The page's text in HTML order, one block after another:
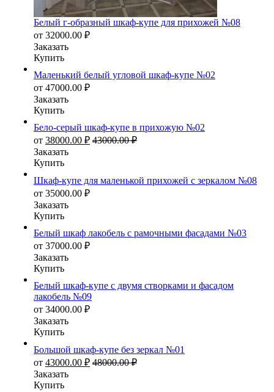
Белый г-образный шкаф-купе для прихожей №08
от 32000.00 ₽
Заказать
Купить
Маленький белый угловой шкаф-купе №02
от 47000.00 ₽
Заказать
Купить
Бело-серый шкаф-купе в прихожую №02
от 38000.00 ₽ 43000.00₽
Заказать
Купить
Шкаф-купе для маленькой прихожей с зеркалом №08
от 35000.00 ₽
Заказать
Купить
Белый шкаф лакобель с рамочными фасадами №03
от 37000.00 ₽
Заказать
Купить
Белый шкаф-купе с двумя створками и фасадом
лакобель №09
от 34000.00 ₽
Заказать
Купить
Большой шкаф-купе без зеркал №01
от 43000.00 ₽ 48000.00₽
Заказать
Купить